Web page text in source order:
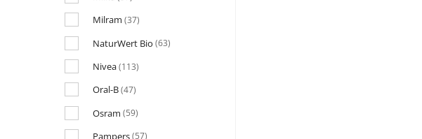
Milram (37)
NaturWert Bio (63)
Nivea(113)
Oral-B(47)
Osram (59)
Pampers(57)